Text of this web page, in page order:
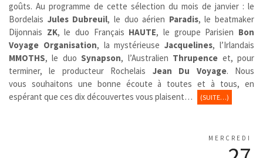
goûts. Au programme de cette sélection du mois de janvier : le
Bordelais Jules Dubreuil, le duo aérien Paradis, le beatmaker
Dijonnais ZK, le duo Français HAUTE, le groupe Parisien Bon
Voyage Organisation, la mystérieuseJacquelines, l’Irlandais
MMOTHS, le duoSynapson, l’Australien Thrupence et, pour
terminer, le producteur Rochelais Jean Du Voyage. Nous
vous souhaitons une bonne écoute à toutes et à tous, en
espérant que ces dix découvertes vous plaisent…
(SUITE…)
MERCREDI